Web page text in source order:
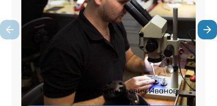
Константин Александрович Иванов